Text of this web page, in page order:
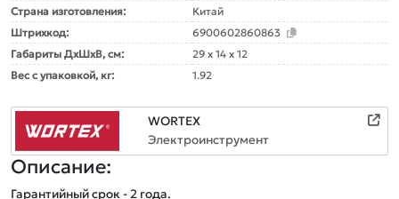
Страна изготовления:
Китай
Штрихкод:
6900602860863
Габариты ДxШxВ, см:
29 x 14 x 12
Вес с упаковкой, кг:
1.92
WORTEX
Электроинструмент
Описание:
Гарантийный срок - 2 года.